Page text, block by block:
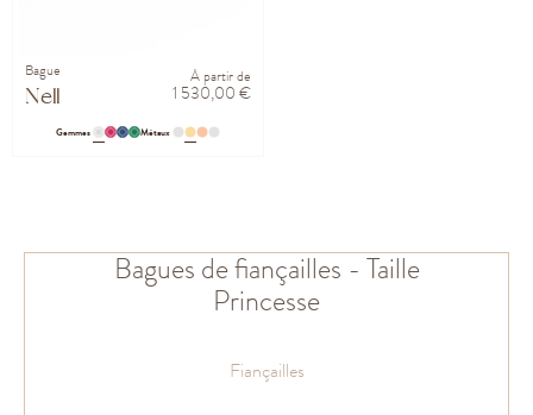
Bague
Nell
À partir de
1 530,00 €
Gemmes Métaux
Bagues de fiançailles - Taille
Princesse
Fiançailles